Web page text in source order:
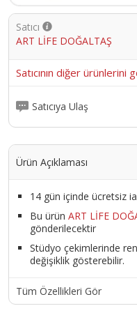
Satıcı
ART LİFE DOĞALTAŞ
Satıcının diğer ürünlerini
Satıcıya Ulaş
Ürün Açıklaması
14 gün içinde ücretsiz
Bu ürün ART LİFE
gönderilecektir
Stüdyo çekimlerinde
değişiklik gösterebilir.
Tüm Özellikleri Gör